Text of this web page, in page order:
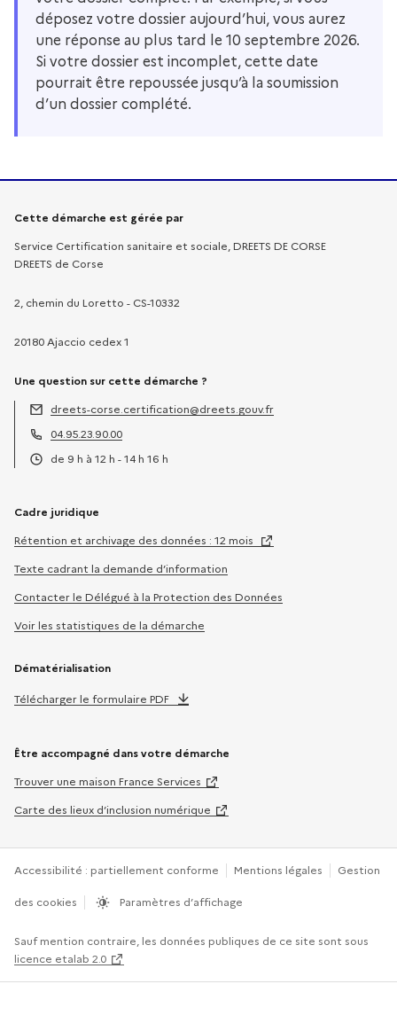
déposez votre dossier aujourd’hui, vous aurez
une réponse au plus tard le 10 septembre 2026.
Si votre dossier est incomplet, cette date
pourrait être repoussée jusqu’à la soumission
d’un dossier complété.
Informations sur la démarche
Cette démarche est gérée par
Service Certification sanitaire et sociale, DREETS DE CORSE
DREETS de Corse
2, chemin du Loretto - CS-10332
20180 Ajaccio cedex 1
Une question sur cette démarche ?
Adresse électronique :
dreets-corse.certification@dreets.gouv.fr
Téléphone :
04.95.23.90.00
de 9 h à 12 h - 14 h 16 h
Cadre juridique
Rétention et archivage des données : 12 mois
Texte cadrant la demande d’information
Contacter le Délégué à la Protection des Données
Voir les statistiques de la démarche
Dématérialisation
Télécharger le formulaire PDF
Être accompagné dans votre démarche
Trouver une maison France Services
Carte des lieux d’inclusion numérique
Accessibilité : partiellement conforme Mentions légales Gestion
des cookies Paramètres d’affichage
Sauf mention contraire, les données publiques de ce site sont sous
licence etalab 2.0